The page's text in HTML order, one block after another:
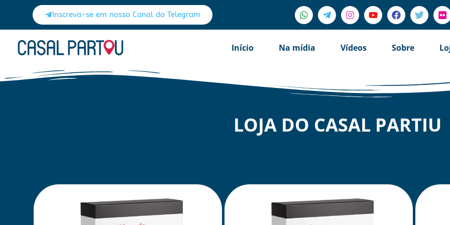
Inscreva-se em nosso Canal do Telegram
Início Na mídia Vídeos Sobre
LOJA DO CASAL PARTIU